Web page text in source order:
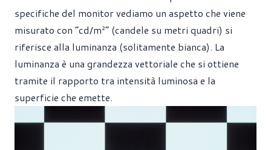
specifiche del monitor vediamo un aspetto che viene
misurato con “cd/m²” (candele su metri quadri) si
riferisce alla luminanza (solitamente bianca). La
luminanza è una grandezza vettoriale che si ottiene
tramite il rapporto tra intensità luminosa e la
superficie che emette.